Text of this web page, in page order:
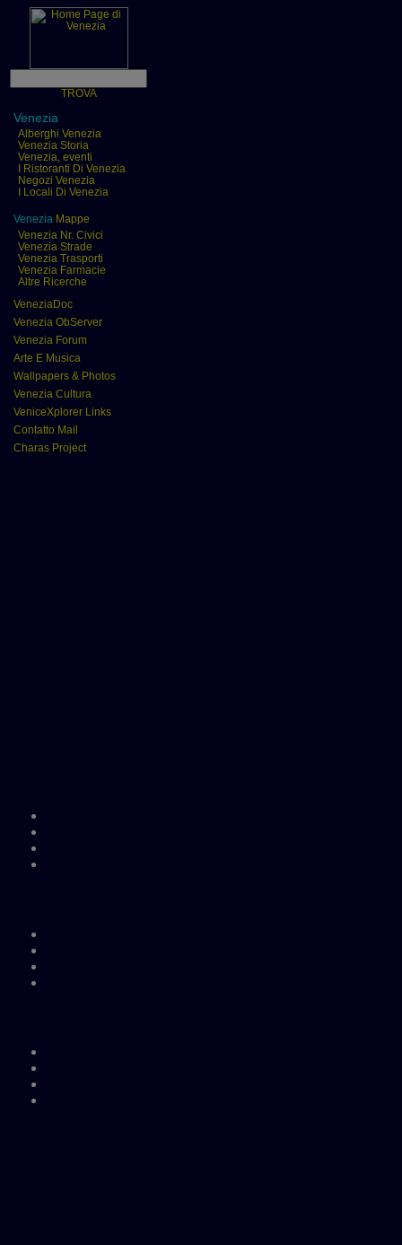
TROVA
Venezia
Alberghi Venezia
Venezia Storia
Venezia, eventi
I Ristoranti Di Venezia
Negozi Venezia
I Locali Di Venezia
Venezia Mappe
Venezia Nr. Civici
Venezia Strade
Venezia Trasporti
Venezia Farmacie
Altre Ricerche
VeneziaDoc
Venezia ObServer
Venezia Forum
Arte E Musica
Wallpapers & Photos
Venezia Cultura
VeniceXplorer Links
Contatto Mail
Charas Project